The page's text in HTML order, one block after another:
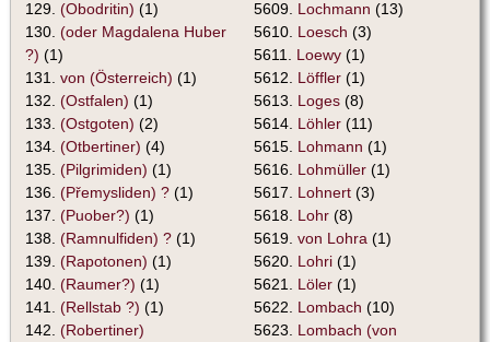
129. (Obodritin) (1)
130. (oder Magdalena Huber
?) (1)
131. von (Österreich) (1)
132. (Ostfalen) (1)
133. (Ostgoten) (2)
134. (Otbertiner) (4)
135. (Pilgrimiden) (1)
136. (Přemysliden) ? (1)
137. (Puober?) (1)
138. (Ramnulfiden) ? (1)
139. (Rapotonen) (1)
140. (Raumer?) (1)
141. (Rellstab ?) (1)
142. (Robertiner)
5609. Lochmann (13)
5610. Loesch (3)
5611. Loewy (1)
5612. Löffler (1)
5613. Loges (8)
5614. Löhler (11)
5615. Lohmann (1)
5616. Lohmüller (1)
5617. Lohnert (3)
5618. Lohr (8)
5619. von Lohra (1)
5620. Lohri (1)
5621. Löler (1)
5622. Lombach (10)
5623. Lombach (von